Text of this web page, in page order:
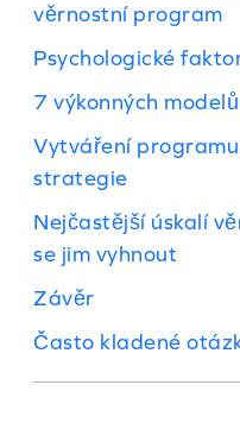
věrnostní program
Psychologické
7 výkonných
Vytváření
strategie
Nejčastější úskalí
se jim vyhnout
Závěr
Často kladené